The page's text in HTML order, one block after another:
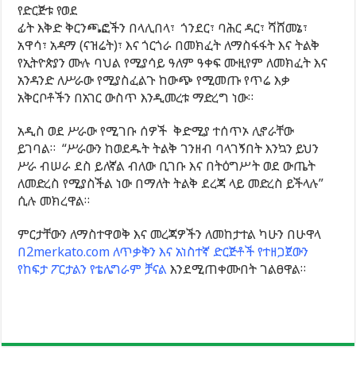
የድርጅቱ የወደ
ፊት እቅድ ቅርንጫፎችን በላሊበላ፣ ጎንደር፣ ባሕር ዳር፣ ሻሸመኔ፣
አዋሳ፣ አዳማ (ናዝሬት)፣ እና ጎርጎራ በመክፈት ለማስፋፋት እና ትልቅ
የኢትዮጵያን ሙሉ ባህል የሚያሳይ ዓለም ዓቀፍ ሙዚየም ለመክፈት እና
አንዳንድ ለሥራው የሚያስፈልጉ ከውጭ የሚመጡ የጥሬ እቃ
አቅርቦቶችን በአገር ውስጥ እንዲመረቱ ማድረግ ነው።
አዲስ ወደ ሥራው የሚገቡ ሰዎች ቅድሚያ ተሰጥኦ ሊኖራቸው
ይገባል። “ሥራውን ከወደዱት ትልቅ ገንዘብ ባላገኝበት እንኳን ይህን
ሥራ ብሠራ ደስ ይለኛል ብለው ቢገቡ እና በትዕግሥት ወደ ውጤት
ለመድረስ የሚያስችል ነው በማለት ትልቅ ደረጃ ላይ መድረስ ይችላሉ”
ሲሉ መክረዋል።
ምርታቸውን ለማስተዋወቅ እና መረጃዎችን ለመከታተል ካሁን በሁዋላ
በ2merkato.com ለጥቃቅን እና አነስተኛ ድርጅቶች የተዘጋጀውን
የከፍታ ፖርታልን የቴሌግራም ቻናልእንደሚጠቀሙበት ገልፀዋል።